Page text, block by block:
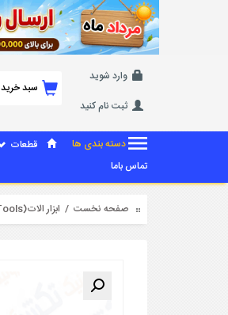
وارد شوید
ثبت نام کنید
سبد خرید
دسته بندی ها قطعات
تماس باما
صفحه نخست / ابزار الات(Tools)